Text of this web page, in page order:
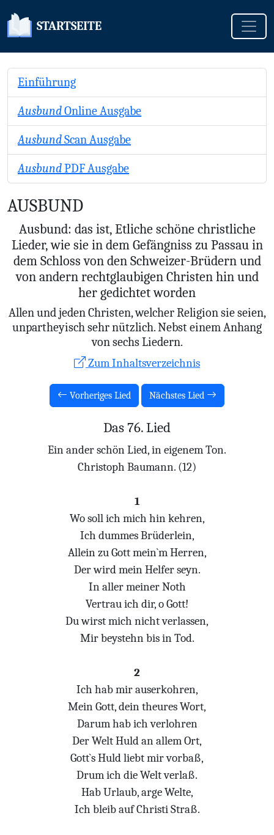
STARTSEITE
Einführung
AusbundOnline Ausgabe
AusbundScan Ausgabe
AusbundPDF Ausgabe
AUSBUND
Ausbund: das ist, Etliche schöne christliche
Lieder, wie sie in dem Gefängniss zu Passau in
dem Schloss von den Schweizer-Brüdern und
von andern rechtglaubigen Christen hin und
her gedichtet worden
Allen und jeden Christen, welcher Religion sie seien,
unpartheyisch sehr nützlich. Nebst einem Anhang
von sechs Liedern.
Zum Inhaltsverzeichnis
Vorheriges Lied Nächstes Lied
Das 76. Lied
Ein ander schön Lied, in eigenem Ton.
Christoph Baumann. (12)
1
Wo soll ich mich hin kehren,
Ich dummes Brüderlein,
Allein zu Gott mein`m Herren,
Der wird mein Helfer seyn.
In aller meiner Noth
Vertrau ich dir, o Gott!
Du wirst mich nicht verlassen,
Mir beystehn bis in Tod.
2
Ich hab mir auserkohren,
Mein Gott, dein theures Wort,
Darum hab ich verlohren
Der Welt Huld an allem Ort,
Gott`s Huld liebt mir vorbaß,
Drum ich die Welt verlaß.
Hab Urlaub, arge Welte,
Ich bleib auf Christi Straß.